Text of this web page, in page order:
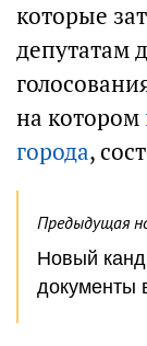
которые
депутатам
на котором
города,
Предыдущая
Новый
документы